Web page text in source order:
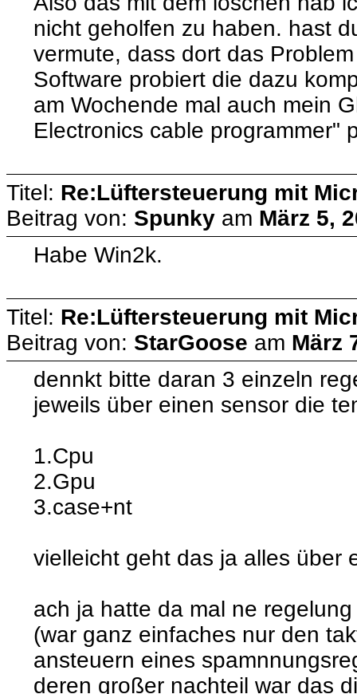
nicht geholfen zu haben. hast
vermute, dass dort das
Software probiert die dazu
am Wochende mal auch mein
Electronics cable programmer"
Titel: Re:Lüftersteuerung mit
Beitrag von: Spunky am März 5,
Habe Win2k.
Titel: Re:Lüftersteuerung mit
Beitrag von: StarGoose am März
dennkt bitte daran 3 einzeln
jeweils über einen sensor die
1.Cpu
2.Gpu
3.case+nt
vielleicht geht das ja alles über
ach ja hatte da mal ne
(war ganz einfaches nur den
ansteuern eines
deren großer nachteil war das